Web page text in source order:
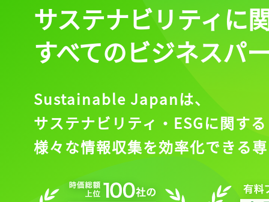
サステナビリティに
すべてのビジネスパ
Sustainable Japanは、
サステナビリティ・ESGに関する
様々な情報収集を効率化できる